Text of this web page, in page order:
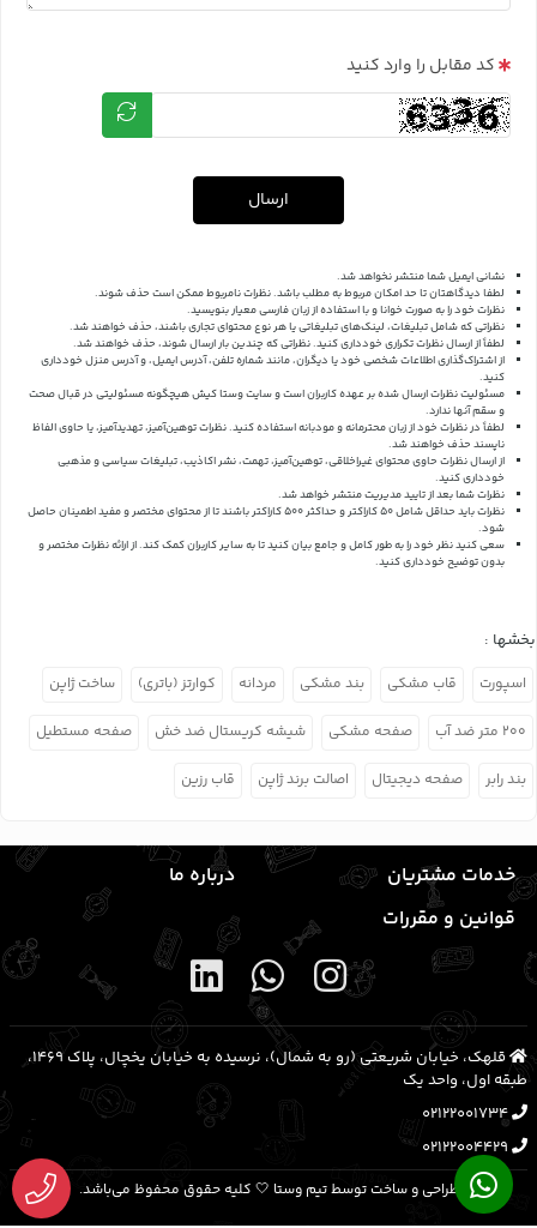
کد مقابل را وارد کنید
ارسال
نشانی ایمیل شما منتشر نخواهد شد.
لطفا دیدگاهتان تا حد امکان مربوط به مطلب باشد. نظرات نامربوط ممکن است حذف شوند.
نظرات خود را به صورت خوانا و با استفاده از زبان فارسی معیار بنویسید.
نظراتی که شامل تبلیغات، لینک‌های تبلیغاتی یا هر نوع محتوای تجاری باشند، حذف خواهند شد.
لطفاً از ارسال نظرات تکراری خودداری کنید. نظراتی که چندین بار ارسال شوند، حذف خواهند شد.
از اشتراک‌گذاری اطلاعات شخصی خود یا دیگران، مانند شماره تلفن، آدرس ایمیل، و آدرس منزل خودداری
کنید.
مسئولیت نظرات ارسال شده بر عهده کاربران است و سایت وستا کیش هیچگونه مسئولیتی در قبال صحت
و سقم آنها ندارد.
لطفاً در نظرات خود از زبان محترمانه و مودبانه استفاده کنید. نظرات توهین‌آمیز، تهدیدآمیز، یا حاوی الفاظ
ناپسند حذف خواهند شد.
از ارسال نظرات حاوی محتوای غیراخلاقی، توهین‌آمیز، تهمت، نشر اکاذیب، تبلیغات سیاسی و مذهبی
خودداری کنید.
نظرات شما بعد از تایید مدیریت منتشر خواهد شد.
نظرات باید حداقل شامل 50 کاراکتر و حداکثر 500 کاراکتر باشند تا از محتوای مختصر و مفید اطمینان حاصل
شود.
سعی کنید نظر خود را به طور کامل و جامع بیان کنید تا به سایر کاربران کمک کند.از ارائه نظرات مختصر و
بدون توضیح خودداری کنید.
بخشها :
اسپورت قاب مشکی بند مشکی مردانه کوارتز (باتری) ساخت ژاپن
۲۰۰ متر ضد آب صفحه مشکی شیشه کریستال ضد خش صفحه مستطیل
بند رابر صفحه دیجیتال اصالت برند ژاپن قاب رزین
خدمات مشتریان
درباره ما
قوانین و مقررات
قلهک، خیابان شریعتی (رو به شمال)، نرسیده به خیابان یخچال، پلاک ۱۴۶۹،
طبقه اول، واحد یک
02122001734
02122004429
طراحی و ساخت توسط تیم وستا 🤍 کلیه حقوق محفوظ می‌باشد.